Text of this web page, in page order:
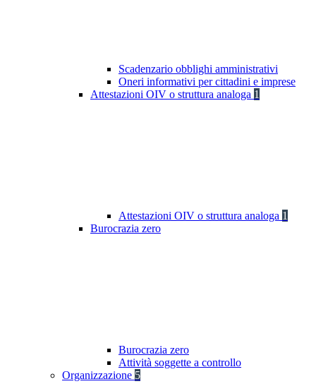
Scadenzario obblighi amministrativi
Oneri informativi per cittadini e imprese
Attestazioni OIV o struttura analoga 1
Attestazioni OIV o struttura analoga 1
Burocrazia zero
Burocrazia zero
Attività soggette a controllo
Organizzazione 5